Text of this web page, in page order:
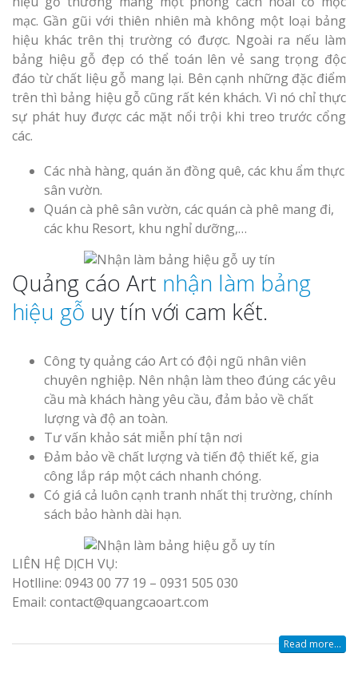
mạc. Gần gũi với thiên nhiên mà không một loại bảng
hiệu khác trên thị trường có được. Ngoài ra nếu làm
bảng hiệu gỗ đẹp có thể toán lên vẻ sang trọng độc
đáo từ chất liệu gỗ mang lại. Bên cạnh những đặc điểm
trên thì bảng hiệu gỗ cũng rất kén khách. Vì nó chỉ thực
sự phát huy được các mặt nổi trội khi treo trước cổng
các.
Các nhà hàng, quán ăn đồng quê, các khu ẩm thực
sân vườn.
Quán cà phê sân vườn, các quán cà phê mang đi,
các khu Resort, khu nghỉ dưỡng,…
Quảng cáo Art nhận làm bảng
hiệu gỗ uy tín với cam kết.
Công ty quảng cáo Art có đội ngũ nhân viên
chuyên nghiệp. Nên nhận làm theo đúng các yêu
cầu mà khách hàng yêu cầu, đảm bảo về chất
lượng và độ an toàn.
Tư vấn khảo sát miễn phí tận nơi
Đảm bảo về chất lượng và tiến độ thiết kế, gia
công lắp ráp một cách nhanh chóng.
Có giá cả luôn cạnh tranh nhất thị trường, chính
sách bảo hành dài hạn.
LIÊN HỆ DỊCH VỤ:
Hotlline: 0943 00 77 19 – 0931 505 030
Email: contact@quangcaoart.com
Read more...